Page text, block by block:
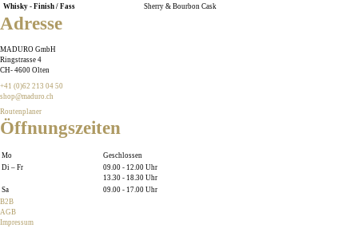
Whisky - Finish / Fass
Sherry & Bourbon Cask
Adresse
MADURO GmbH
Ringstrasse 4
CH- 4600 Olten
+41 (0)62 213 04 50
shop@maduro.ch
Routenplaner
Öffnungszeiten
Mo
Geschlossen
Di – Fr
09.00 - 12.00 Uhr
13.30 - 18.30 Uhr
Sa
09.00 - 17.00 Uhr
B2B
AGB
Impressum